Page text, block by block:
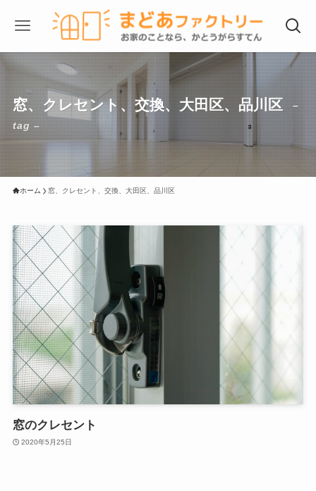
窓、クレセント、交換、大田区、品川区
–
tag –
ホーム 窓、クレセント、交換、大田区、品川区
窓のクレセント
2020年5月25日